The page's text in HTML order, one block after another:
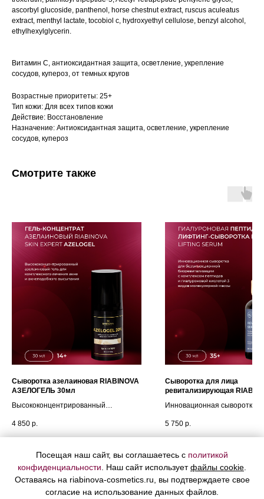
Посещая наш сайт, вы соглашаетесь с политикой
конфиденциальности. Наш сайт используетфайлы cookie.
Оставаясь на riabinova-cosmetics.ru, вы подтверждаете свое
согласие на использование данных файлов.
ascorbyl glucoside, panthenol, horse chestnut extract, ruscus aculeatus
extract, menthyl lactate, tocobiol c, hydroxyethyl cellulose, benzyl alcohol,
ethylhexylglycerin.
Витамин C, антиоксидантная защита, осветление, укрепление
сосудов, купероз, от темных кругов
Возрастные приоритеты: 25+
Тип кожи: Для всех типов кожи
Действие: Восстановление
Назначение: Антиоксидантная защита, осветление, укрепление
сосудов, купероз
Смотрите также
Сыворотка азелаиновая RIABINOVA
АЗЕЛОГЕЛЬ 30мл
Высококонцентрированный
лечения акне и акнеподобного
высыпания.
4 850 р.
Подробнее
В корзину
Сыворотка для лица
ревитализирующая
Инновационная сыворотка
с комплексом пептидов и
гиалуроновой кислотой 3
5 750 р.
В